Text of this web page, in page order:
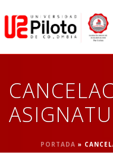
PORTADA »